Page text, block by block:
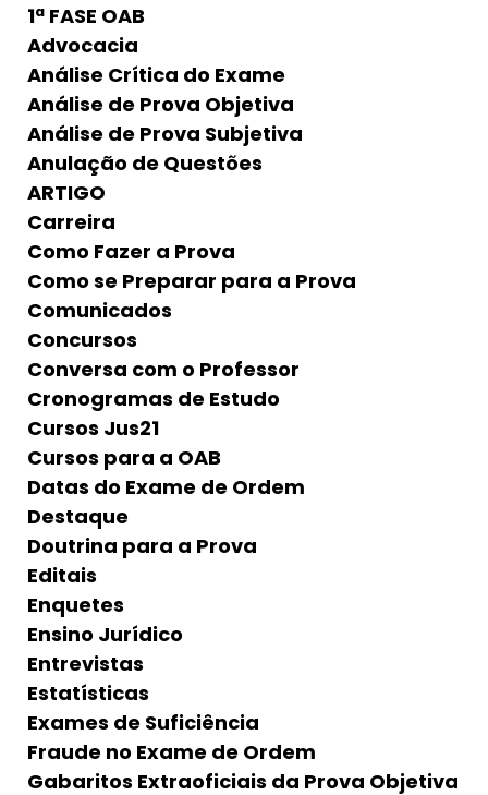
1ª FASE OAB
Advocacia
Análise Crítica do Exame
Análise de Prova Objetiva
Análise de Prova Subjetiva
Anulação de Questões
ARTIGO
Carreira
Como Fazer a Prova
Como se Preparar para a Prova
Comunicados
Concursos
Conversa com o Professor
Cronogramas de Estudo
Cursos Jus21
Cursos para a OAB
Datas do Exame de Ordem
Destaque
Doutrina para a Prova
Editais
Enquetes
Ensino Jurídico
Entrevistas
Estatísticas
Exames de Suficiência
Fraude no Exame de Ordem
Gabaritos Extraoficiais da Prova Objetiva